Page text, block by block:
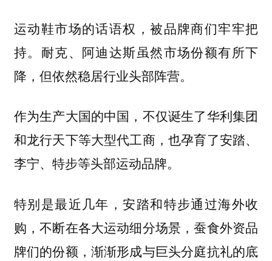
运动鞋市场的话语权，被品牌商们牢牢把
持。耐克、阿迪达斯虽然市场份额有所下
降，但依然稳居行业头部阵营。
作为生产大国的中国，不仅诞生了华利集团
和龙行天下等大型代工商，也孕育了安踏、
李宁、特步等头部运动品牌。
特别是最近几年，安踏和特步通过海外收
购，不断在各大运动细分场景，蚕食外资品
牌们的份额，渐渐形成与巨头分庭抗礼的底